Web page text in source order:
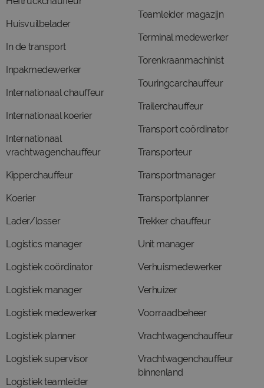
Huisvuilbelader
In de transport
Inpakmedewerker
Internationaal chauffeur
Internationaal koerier
Internationaal
vrachtwagenchauffeur
Kipperchauffeur
Koerier
Lader/losser
Logistics manager
Logistiek coördinator
Logistiek manager
Logistiek medewerker
Logistiek planner
Logistiek supervisor
Logistiek teamleider
Teamleider magazijn
Terminal medewerker
Torenkraanmachinist
Touringcarchauffeur
Trailerchauffeur
Transport coördinator
Transporteur
Transportmanager
Transportplanner
Trekker chauffeur
Unit manager
Verhuismedewerker
Verhuizer
Voorraadbeheer
Vrachtwagenchauffeur
Vrachtwagenchauffeur
binnenland